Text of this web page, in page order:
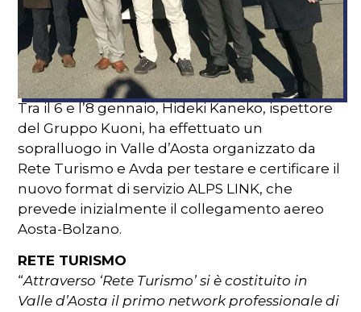
Tra il 6 e l’8 gennaio, Hideki Kaneko, ispettore
del Gruppo Kuoni, ha effettuato un
sopralluogo in Valle d’Aosta organizzato da
Rete Turismo e Avda per testare e certificare il
nuovo format di servizio ALPS LINK, che
prevede inizialmente il collegamento aereo
Aosta-Bolzano.
RETE TURISMO
“Attraverso ‘Rete Turismo’ si è costituito in
Valle d’Aosta il primo network professionale di